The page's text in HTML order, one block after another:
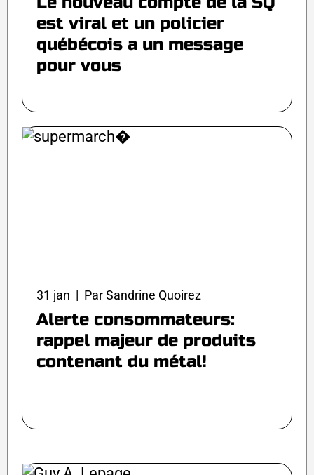
est viral et un policier
québécois a un message
pour vous
31 jan | Par Sandrine Quoirez
Alerte consommateurs:
rappel majeur de produits
contenant du métal!